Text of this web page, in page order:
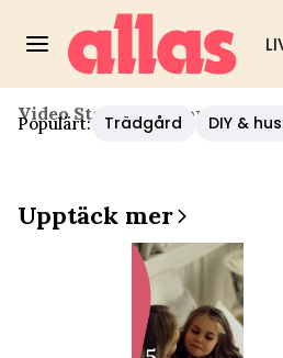
Populärt: Trädgård DIY &
Video Start / Relationer/
Upptäck mer